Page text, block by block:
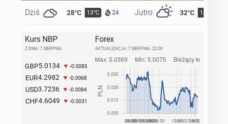
Dziś 28°C 13°C 24 Jutro 32°C 14°C
Kurs NBP
Z DNIA: 7 SIERPNIA
GBP5.0134 -0.0085
EUR4.2982 -0.0068
USD3.7236 -0.0084
CHF4.6049 -0.0031
Forex
AKTUALIZACJA: 7 SIERPNIA, 22:00